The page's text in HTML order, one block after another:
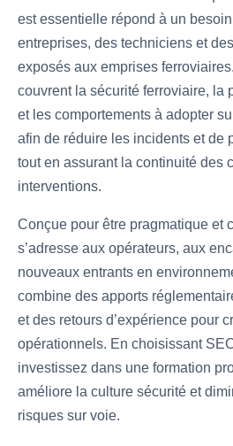
est essentielle répond à un
entreprises, des techniciens et
exposés aux emprises
couvrent la sécurité ferroviaire, la
et les comportements à adopter
afin de réduire les incidents et de
tout en assurant la continuité des
interventions.
Conçue pour être pragmatique et
s’adresse aux opérateurs, aux
nouveaux entrants en
combine des apports
et des retours d’expérience pour
opérationnels. En choisissant
investissez dans une formation
améliore la culture sécurité et
risques sur voie.